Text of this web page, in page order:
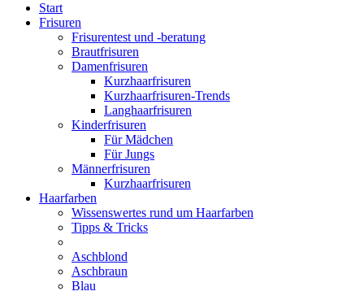
Start
Frisuren
Frisurentest und -beratung
Brautfrisuren
Damenfrisuren
Kurzhaarfrisuren
Kurzhaarfrisuren-Trends
Langhaarfrisuren
Kinderfrisuren
Für Mädchen
Für Jungs
Männerfrisuren
Kurzhaarfrisuren
Haarfarben
Wissenswertes rund um Haarfarben
Tipps & Tricks
Aschblond
Aschbraun
Blau